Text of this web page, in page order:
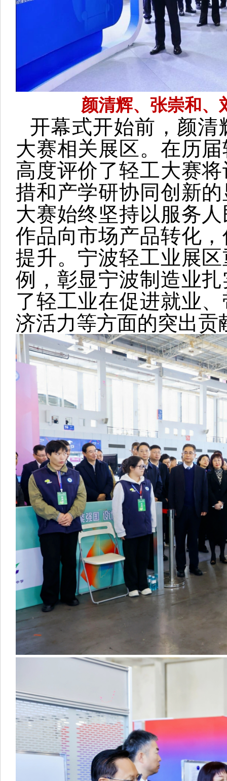
颜清辉、张崇和、
开幕式开始前，颜
大赛相关展区。在历
高度评价了轻工大赛
措和产学研协同创新
大赛始终坚持以服务
作品向市场产品转化
提升。宁波轻工业展
例，彰显宁波制造业
了轻工业在促进就业
济活力等方面的突出贡